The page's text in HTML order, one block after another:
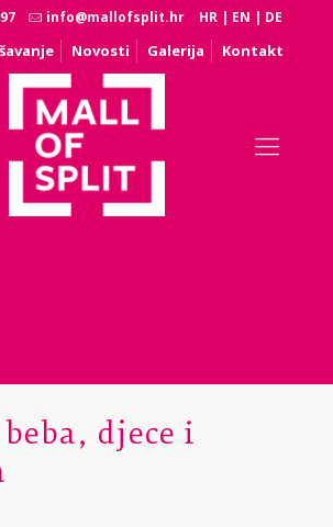
info@mallofsplit.hr HR | EN | DE
Novosti Galerija Kontakt
beba, djece i